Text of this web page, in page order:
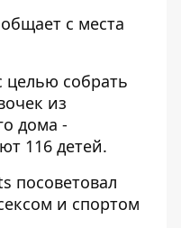
с места
целью собрать
из
дома -
116 детей.
посоветовал
и спортом